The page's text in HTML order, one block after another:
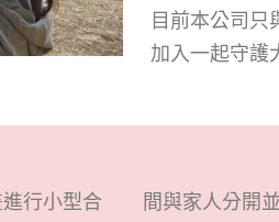
目前本公司只
加入一起守護
行小型合
間與家人分開